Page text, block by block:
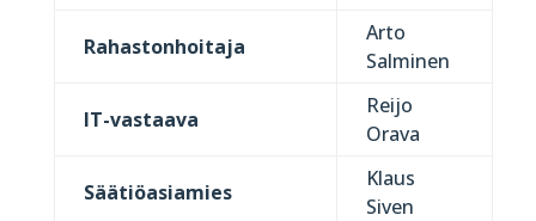
Rahastonhoitaja
Arto
Salminen
IT-vastaava
Reijo
Orava
Säätiöasiamies
Klaus
Siven